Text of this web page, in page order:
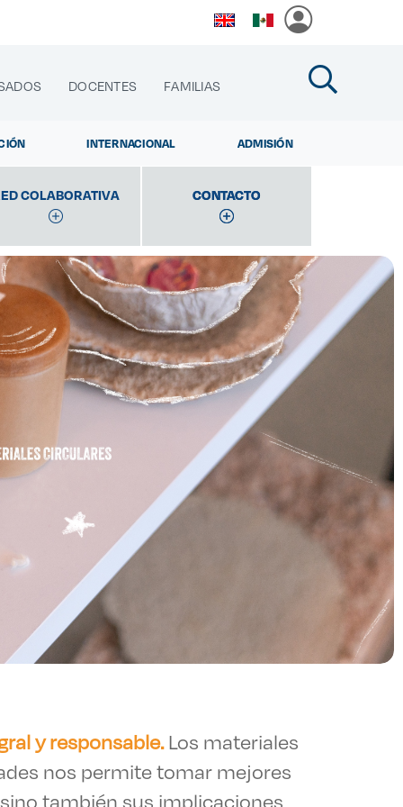
DOCENTES FAMILIAS
INTERNACIONAL ADMISIÓN
COLABORATIVA CONTACTO
CONTACTO
y responsable.Los materiales
nos permite tomar mejores
también sus implicaciones